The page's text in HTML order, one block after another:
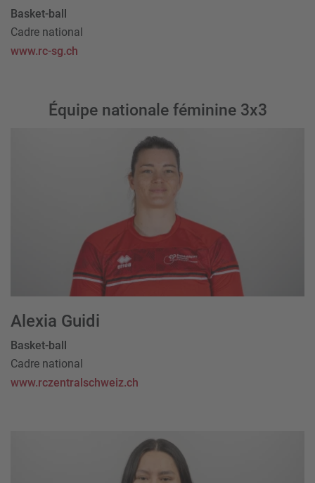
Basket-ball
Cadre national
www.rc-sg.ch
Équipe nationale féminine 3x3
Alexia Guidi
Basket-ball
Cadre national
www.rczentralschweiz.ch